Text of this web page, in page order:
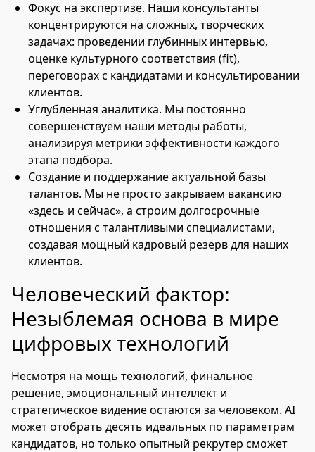
Фокус на экспертизе. Наши консультанты
концентрируются на сложных, творческих
задачах: проведении глубинных интервью,
оценке культурного соответствия (fit),
переговорах с кандидатами и консультировании
клиентов.
Углубленная аналитика. Мы постоянно
совершенствуем наши методы работы,
анализируя метрики эффективности каждого
этапа подбора.
Создание и поддержание актуальной базы
талантов. Мы не просто закрываем вакансию
«здесь и сейчас», а строим долгосрочные
отношения с талантливыми специалистами,
создавая мощный кадровый резерв для наших
клиентов.
Человеческий фактор:
Незыблемая основа в мире
цифровых технологий
Несмотря на мощь технологий, финальное
решение, эмоциональный интеллект и
стратегическое видение остаются за человеком. AI
может отобрать десять идеальных по параметрам
кандидатов, но только опытный рекрутер сможет